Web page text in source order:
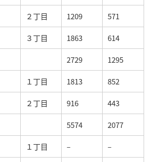
２丁目 1209 571
３丁目 1863 614
2729 1295
１丁目 1813 852
２丁目 916 443
5574 2077
１丁目 – –